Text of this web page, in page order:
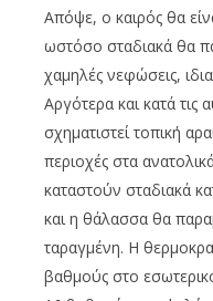
Απόψε, ο καιρός θα
ωστόσο σταδιακά θα
χαμηλές νεφώσεις,
Αργότερα και κατά τις
σχηματιστεί τοπική
περιοχές στα
καταστούν σταδιακά
και η θάλασσα θα
ταραγμένη. Η
βαθμούς στο